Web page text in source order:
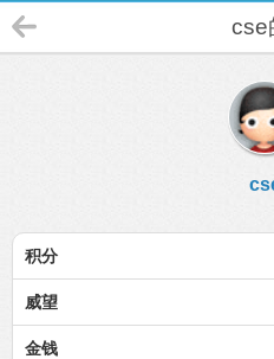
cse
积分
威望
金钱